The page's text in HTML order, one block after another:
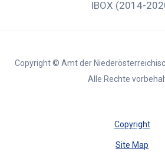
IBOX (2014-
Copyright © Amt der
Alle Rechte
Copyright
Site Map